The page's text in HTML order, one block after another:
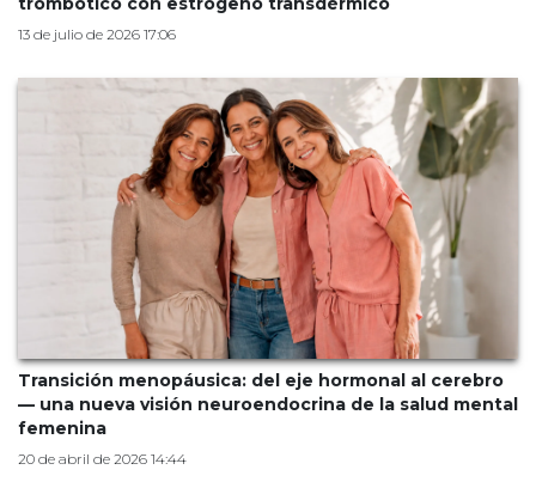
13 de julio de 2026 17:06
Transición menopáusica: del eje hormonal al cerebro
— una nueva visión neuroendocrina de la salud mental
femenina
20 de abril de 2026 14:44